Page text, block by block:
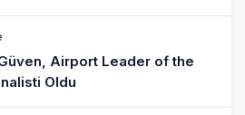
Airport Leader of the
Oldu